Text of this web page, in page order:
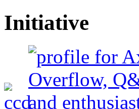
Initiative